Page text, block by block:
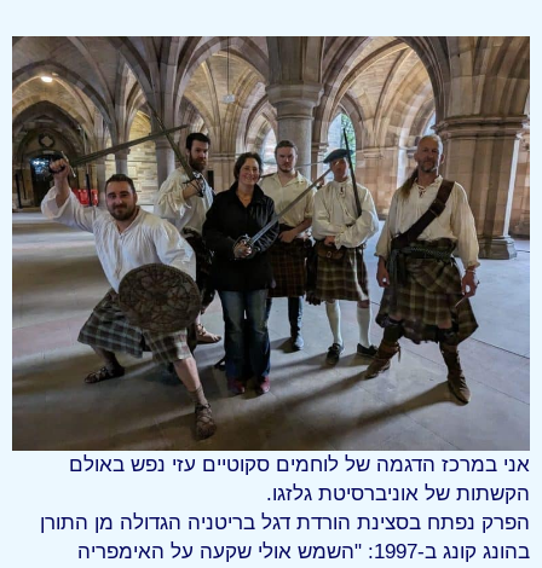
אני במרכז הדגמה של לוחמים סקוטיים עזי נפש באולם
הקשתות של אוניברסיטת גלזגו.
הפרק נפתח בסצינת הורדת דגל בריטניה הגדולה מן התורן
בהונג קונג ב-1997: "השמש אולי שקעה על האימפריה